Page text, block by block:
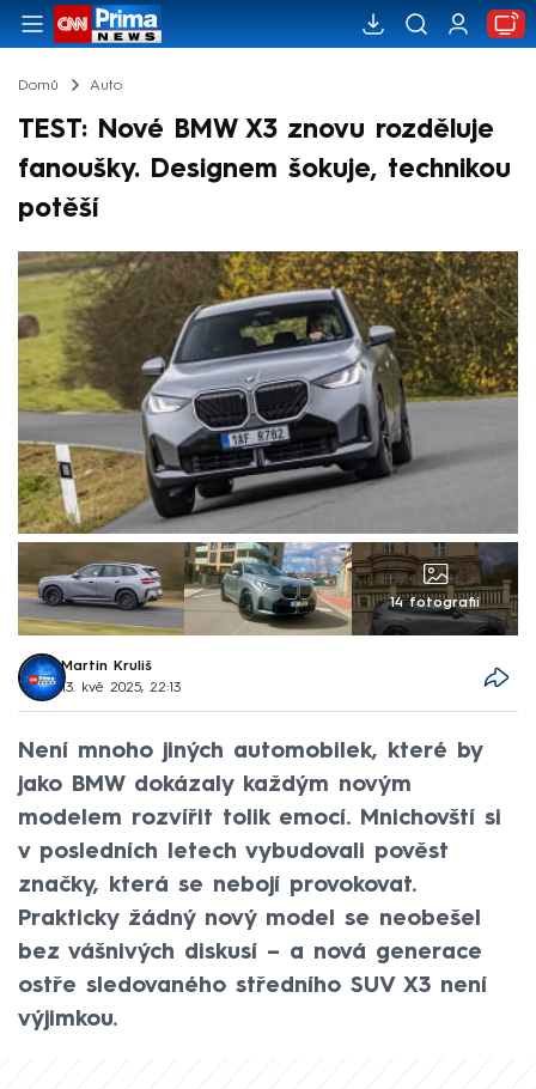
Domů Auto
TEST: Nové BMW X3 znovu rozděluje
fanoušky. Designem šokuje, technikou
potěší
14 fotografií
Martin Kruliš
13. kvě 2025, 22:13
Není mnoho jiných automobilek, které by
jako BMW dokázaly každým novým
modelem rozvířit tolik emocí. Mnichovští si
v posledních letech vybudovali pověst
značky, která se nebojí provokovat.
Prakticky žádný nový model se neobešel
bez vášnivých diskusí – a nová generace
ostře sledovaného středního SUV X3 není
výjimkou.